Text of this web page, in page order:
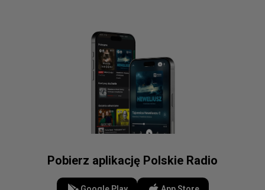
Pobierz aplikację Polskie Radio